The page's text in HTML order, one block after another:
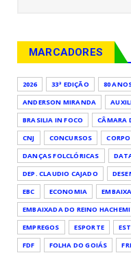
MARCADORES
2026 33ª EDIÇÃO 80
ANDERSON MIRANDA
BRASILIA IN FOCO
CÂMARA
CNJ
CONCURSOS
DANÇAS FOLCLÓRICAS
DEP. CLAUDIO CAJADO
EBC
ECONOMIA
EMBAIXADA DO REINO
EMPREGOS
ESPORTE
FDF
FOLHA DO GOIÁS